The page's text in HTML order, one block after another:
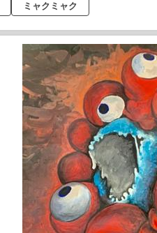
ミャクミャク